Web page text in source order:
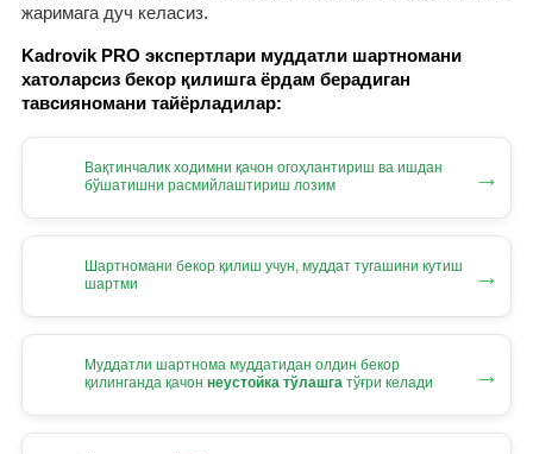
жаримага дуч келасиз.
Kadrovik PRO экспертлари муддатли шартномани
хатоларсиз бекор қилишга ёрдам берадиган
тавсияномани тайёрладилар:
Вақтинчалик ходимни қачон огоҳлантириш ва ишдан
бўшатишни расмийлаштириш лозим
→
Шартномани бекор қилиш учун, муддат тугашини кутиш
шартми
→
Муддатли шартнома муддатидан олдин бекор
қилинганда қачон неустойка тўлашга тўғри келади →